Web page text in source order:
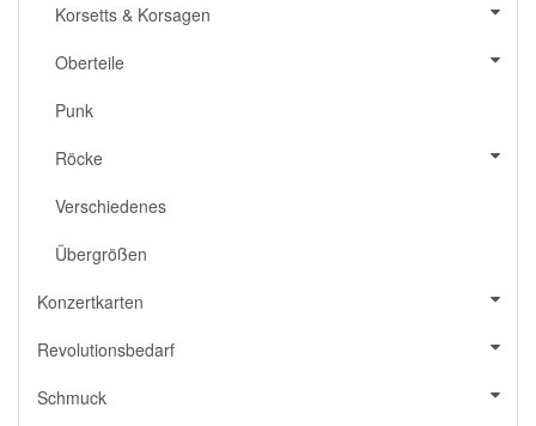
Korsetts & Korsagen
Oberteile
Punk
Röcke
Verschiedenes
Übergrößen
Konzertkarten
Revolutionsbedarf
Schmuck